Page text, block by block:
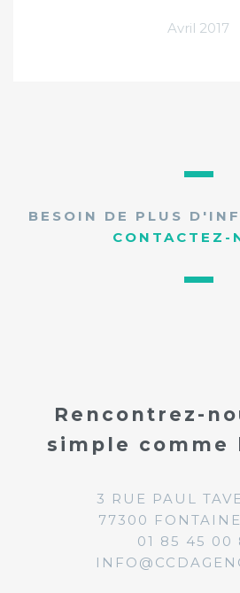
Avril 2017
BESOIN DE PLUS
CONTACTEZ-
Rencontrez-
simple comme
3 RUE PAUL
77300
01 85 45 00